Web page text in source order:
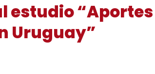
Uruguay”